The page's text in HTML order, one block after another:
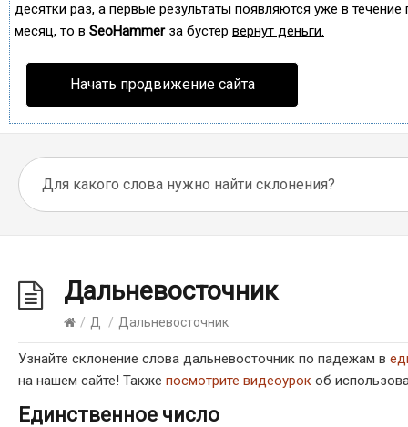
десятки раз, а первые результаты появляются уже в
месяц, то в SeoHammerза бустер вернут деньги.
Начать продвижение сайта
Дальневосточник
/ Д / Дальневосточник
Узнайте склонение слова дальневосточник по падежам в
на нашем сайте! Также посмотрите видеоурок об
Единственное число